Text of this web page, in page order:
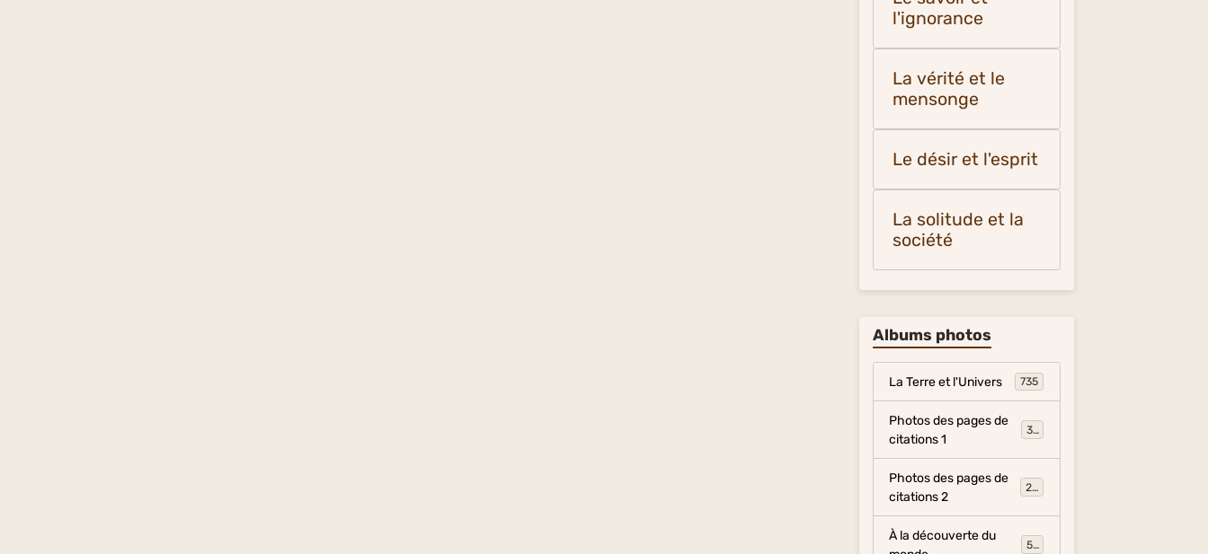
l'ignorance
La vérité et le
mensonge
Le désir et l'esprit
La solitude et la
société
Albums photos
La Terre et l'Univers 735
Photos des pages de
citations 1
317
Photos des pages de
citations 2
281
À la découverte du
54